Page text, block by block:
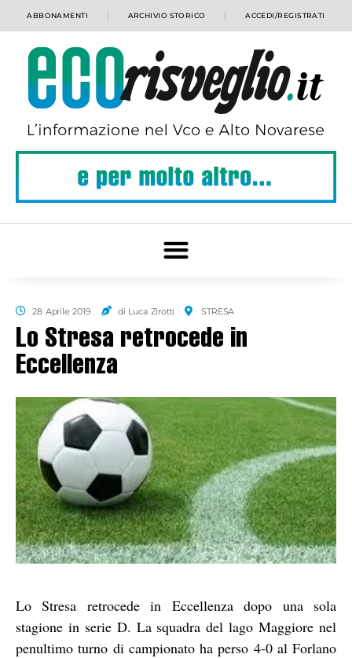
ABBONAMENTI ARCHIVIO STORICO ACCEDI/REGISTRATI
28 Aprile 2019 di Luca Zirotti STRESA
Lo Stresa retrocede in
Eccellenza
Lo Stresa retrocede in Eccellenza dopo una sola
stagione in serie D. La squadra del lago Maggiore nel
penultimo turno di campionato ha perso 4-0 al Forlano